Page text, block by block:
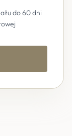
do 60 dni